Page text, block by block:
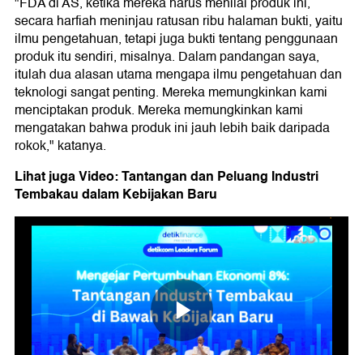
secara harfiah meninjau ratusan ribu halaman bukti, yaitu
ilmu pengetahuan, tetapi juga bukti tentang penggunaan
produk itu sendiri, misalnya. Dalam pandangan saya,
itulah dua alasan utama mengapa ilmu pengetahuan dan
teknologi sangat penting. Mereka memungkinkan kami
menciptakan produk. Mereka memungkinkan kami
mengatakan bahwa produk ini jauh lebih baik daripada
rokok," katanya.
Lihat juga Video: Tantangan dan Peluang Industri
Tembakau dalam Kebijakan Baru